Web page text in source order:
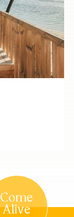
Come
Alive